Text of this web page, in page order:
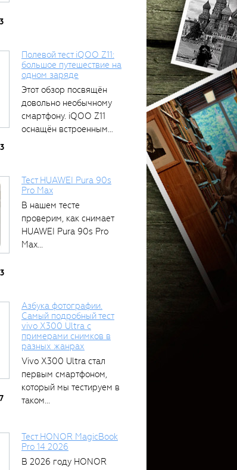
Полевой тест iQOO Z11:
большое путешествие на
одном заряде
Этот обзор посвящён
довольно необычному
смартфону. iQOO Z11
оснащён встроенным
Тест HUAWEI Pura 90s
Pro Max
В нашем тесте
проверим, как снимает
HUAWEI Pura 90s Pro
Max...
Азбука фотографии.
Самый подробный тест
vivo X300 Ultra с
примерами снимков в
разных жанрах
Vivo X300 Ultra стал
первым смартфоном,
который мы тестируем в
таком...
Тест HONOR MagicBook
Pro 14 2026
В 2026 году HONOR